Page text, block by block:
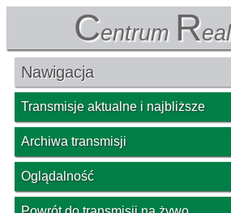
Centrum R
Nawigacja
Transmisje aktualne i najbliższe
Archiwa transmisji
Oglądalność